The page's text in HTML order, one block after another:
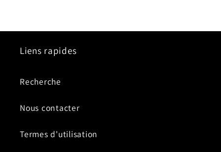
Liens rapides
Recherche
Nous contacter
Termes d'utilisation